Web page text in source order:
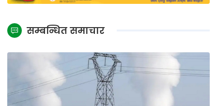
सम्बन्धित समाचार